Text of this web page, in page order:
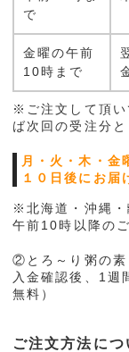
で
金曜の午前
10時まで
※ご注文して頂い
ば次回の受注分
月・火・木・金
１０日後にお届
※北海道・沖縄・
午前10時以降の
②とろ～り粥の素
入金確認後、1週
無料）
ご注文方法につ